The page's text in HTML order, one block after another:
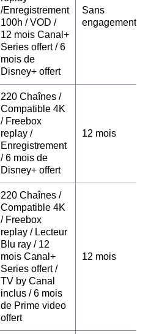
/Enregistrement
100h / VOD /
12 mois Canal+
Series offert / 6
mois de
Disney+ offert
Sans
engagement
220 Chaînes /
Compatible 4K
/ Freebox
replay /
Enregistrement
/ 6 mois de
Disney+ offert
12 mois
220 Chaînes /
Compatible 4K
/ Freebox
replay / Lecteur
Blu ray / 12
mois Canal+
Series offert /
TV by Canal
inclus / 6 mois
de Prime video
offert
12 mois